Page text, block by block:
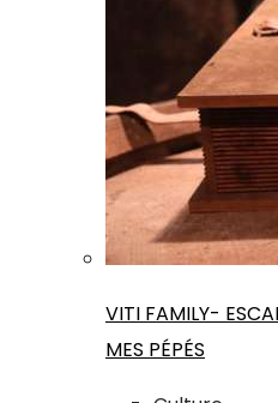
VITI FAMILY-
MES PÉPÉS